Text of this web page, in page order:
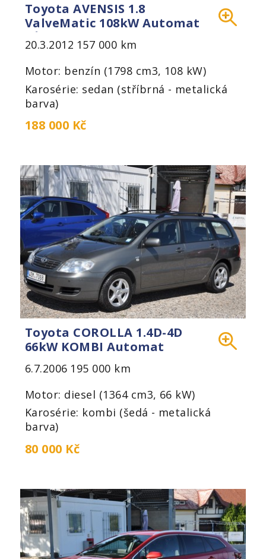
Toyota AVENSIS 1.8
ValveMatic 108kW Automat
Kůže
20.3.2012 157 000 km
Motor: benzín (1798 cm3, 108 kW)
Karosérie: sedan (stříbrná - metalická
barva)
188 000 Kč
Toyota COROLLA 1.4D-4D
66kW KOMBI Automat
6.7.2006 195 000 km
Motor: diesel (1364 cm3, 66 kW)
Karosérie: kombi (šedá - metalická
barva)
80 000 Kč